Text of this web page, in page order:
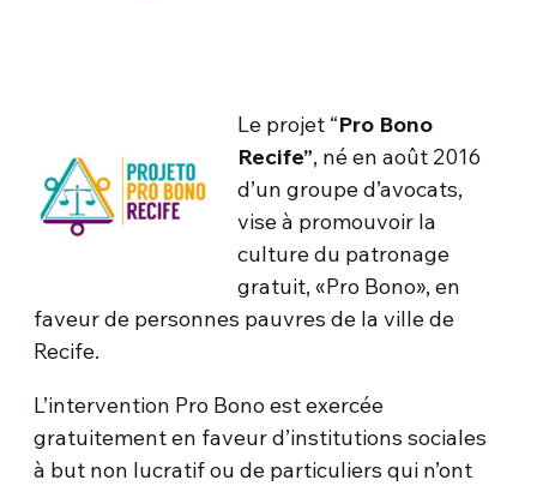
Le projet “Pro Bono
Recife”, né en août 2016
d’un groupe d’avocats,
vise à promouvoir la
culture du patronage
gratuit, «Pro Bono», en
faveur de personnes pauvres de la ville de
Recife.
L’intervention Pro Bono est exercée
gratuitement en faveur d’institutions sociales
à but non lucratif ou de particuliers qui n’ont